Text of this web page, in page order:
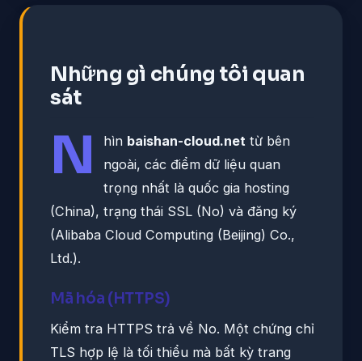
Những gì chúng tôi quan
sát
N hìn baishan-cloud.net từ bên
ngoài, các điểm dữ liệu quan
trọng nhất là quốc gia hosting
(China), trạng thái SSL (No) và đăng ký
(Alibaba Cloud Computing (Beijing) Co.,
Ltd.).
Mã hóa (HTTPS)
Kiểm tra HTTPS trả về No. Một chứng chỉ
TLS hợp lệ là tối thiểu mà bất kỳ trang